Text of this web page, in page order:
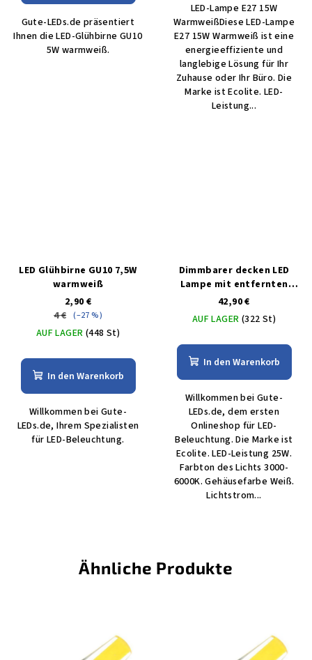
Gute-LEDs.de präsentiert
Ihnen die LED-Glühbirne GU10
5W warmweiß.
LED-Lampe E27 15W
WarmweißDiese LED-Lampe
E27 15W Warmweiß ist eine
energieeffiziente und
langlebige Lösung für Ihr
Zuhause oder Ihr Büro. Die
Marke ist Ecolite. LED-
Leistung...
LED Glühbirne GU10 7,5W
warmweiß
2,90 €
4 € (–27 %)
AUF LAGER (448 St)
In den Warenkorb
Willkommen bei Gute-
LEDs.de, Ihrem Spezialisten
für LED-Beleuchtung.
Dimmbarer decken LED
Lampe mit entfernten
bedienungem 25W
42,90 €
AUF LAGER (322 St)
In den Warenkorb
Willkommen bei Gute-
LEDs.de, dem ersten
Onlineshop für LED-
Beleuchtung. Die Marke ist
Ecolite. LED-Leistung 25W.
Farbton des Lichts 3000-
6000K. Gehäusefarbe Weiß.
Lichtstrom...
Ähnliche Produkte